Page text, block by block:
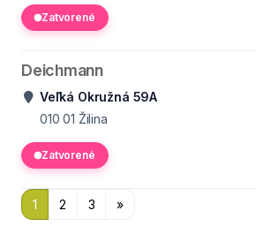
Zatvorené
Deichmann
Veľká Okružná 59A
010 01 Žilina
Zatvorené
1 2 3 »